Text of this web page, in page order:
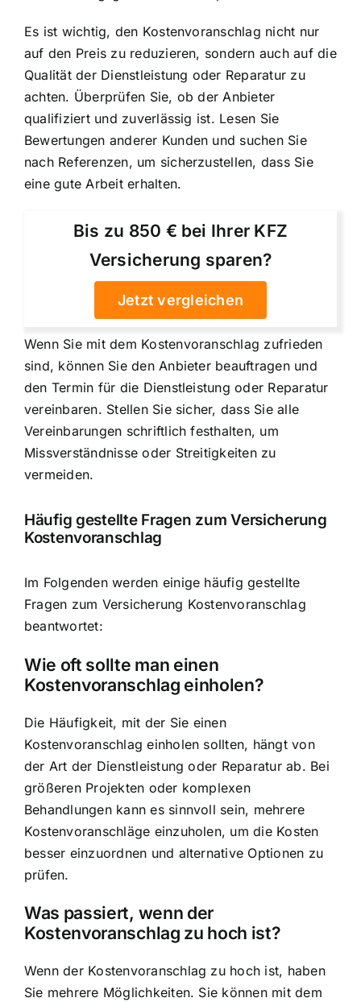
Es ist wichtig, den Kostenvoranschlag nicht nur
auf den Preis zu reduzieren, sondern auch auf die
Qualität der Dienstleistung oder Reparatur zu
achten. Überprüfen Sie, ob der Anbieter
qualifiziert und zuverlässig ist. Lesen Sie
Bewertungen anderer Kunden und suchen Sie
nach Referenzen, um sicherzustellen, dass Sie
eine gute Arbeit erhalten.
Bis zu 850 € bei Ihrer KFZ
Versicherung sparen?
Jetzt vergleichen
Wenn Sie mit dem Kostenvoranschlag zufrieden
sind, können Sie den Anbieter beauftragen und
den Termin für die Dienstleistung oder Reparatur
vereinbaren. Stellen Sie sicher, dass Sie alle
Vereinbarungen schriftlich festhalten, um
Missverständnisse oder Streitigkeiten zu
vermeiden.
Häufig gestellte Fragen zum Versicherung
Kostenvoranschlag
Im Folgenden werden einige häufig gestellte
Fragen zum Versicherung Kostenvoranschlag
beantwortet:
Wie oft sollte man einen
Kostenvoranschlag einholen?
Die Häufigkeit, mit der Sie einen
Kostenvoranschlag einholen sollten, hängt von
der Art der Dienstleistung oder Reparatur ab. Bei
größeren Projekten oder komplexen
Behandlungen kann es sinnvoll sein, mehrere
Kostenvoranschläge einzuholen, um die Kosten
besser einzuordnen und alternative Optionen zu
prüfen.
Was passiert, wenn der
Kostenvoranschlag zu hoch ist?
Wenn der Kostenvoranschlag zu hoch ist, haben
Sie mehrere Möglichkeiten. Sie können mit dem